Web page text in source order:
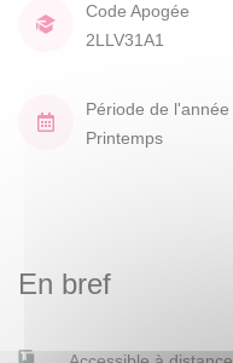
Code Apogée
2LLV31A1
Période de l'année
Printemps
En bref